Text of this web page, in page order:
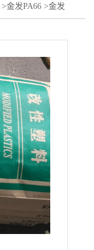
>金发PA66 >金发